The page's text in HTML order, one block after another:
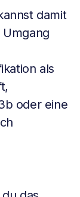
damit
als
oder eine